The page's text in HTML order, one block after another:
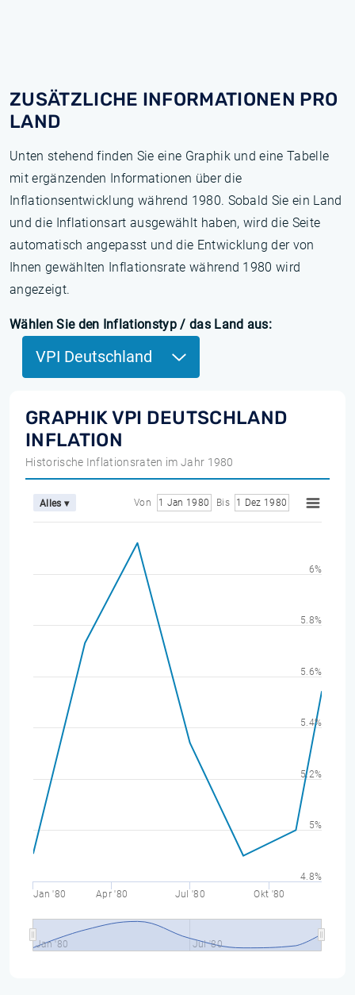
ZUSÄTZLICHE INFORMATIONEN PRO
LAND
Unten stehend finden Sie eine Graphik und eine Tabelle
mit ergänzenden Informationen über die
Inflationsentwicklung während 1980. Sobald Sie ein Land
und die Inflationsart ausgewählt haben, wird die Seite
automatisch angepasst und die Entwicklung der von
Ihnen gewählten Inflationsrate während 1980 wird
angezeigt.
Wählen Sie den Inflationstyp / das Land aus:
VPI Deutschland
GRAPHIK VPI DEUTSCHLAND
INFLATION
Historische Inflationsraten im Jahr 1980
Alles ▾ Von 1 Jan 1980 Bis 1 Dez 1980
Jan '80 Apr '80 Jul '80 Okt '80
Jan '80 Jul '80
4.8%
5%
5.2%
5.4%
5.6%
5.8%
6%